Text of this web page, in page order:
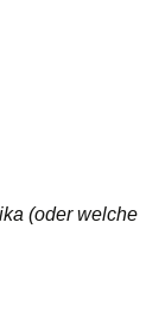
(oder welche